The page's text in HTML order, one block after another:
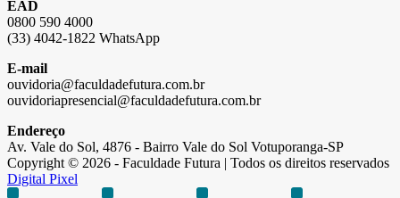
EAD
0800 590 4000
(33) 4042-1822 WhatsApp
E-mail
ouvidoria@faculdadefutura.com.br
ouvidoriapresencial@faculdadefutura.com.br
Endereço
Av. Vale do Sol, 4876 - Bairro Vale do Sol Votuporanga-SP
Copyright © 2026 - Faculdade Futura | Todos os direitos reservados
Digital Pixel